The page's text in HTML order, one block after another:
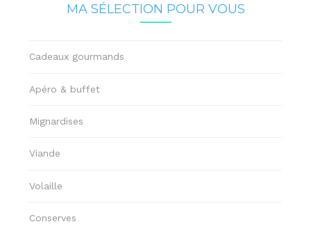
MA SÉLECTION POUR VOUS
Cadeaux gourmands
Apéro & buffet
Mignardises
Viande
Volaille
Conserves